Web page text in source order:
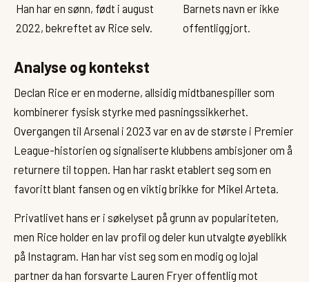
Han har en sønn, født i august
2022, bekreftet av Rice selv.
Barnets navn er ikke
offentliggjort.
Analyse og kontekst
Declan Rice er en moderne, allsidig midtbanespiller som
kombinerer fysisk styrke med pasningssikkerhet.
Overgangen til Arsenal i 2023 var en av de største i Premier
League-historien og signaliserte klubbens ambisjoner om å
returnere til toppen. Han har raskt etablert seg som en
favoritt blant fansen og en viktig brikke for Mikel Arteta.
Privatlivet hans er i søkelyset på grunn av populariteten,
men Rice holder en lav profil og deler kun utvalgte øyeblikk
på Instagram. Han har vist seg som en modig og lojal
partner da han forsvarte Lauren Fryer offentlig mot